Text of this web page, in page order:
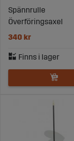
Spännrulle
Överföringsaxel
340 kr